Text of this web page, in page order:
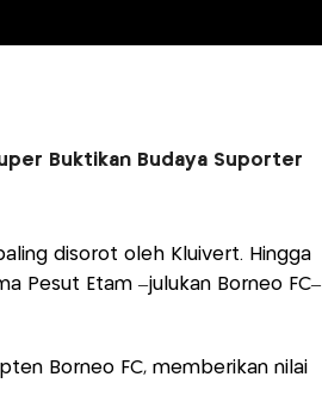
Buktikan Budaya Suporter
disorot oleh Kluivert. Hingga
Pesut Etam –julukan Borneo FC–
Borneo FC, memberikan nilai